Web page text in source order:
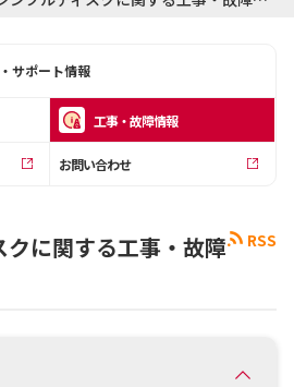
サポートサイトの使い方
サポート情報
工事・故障情報
お問い合わせ
RSS
に関する工事・故障